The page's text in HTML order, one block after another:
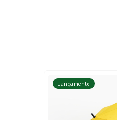
Lançamento